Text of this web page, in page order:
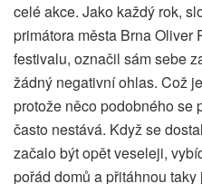
celé akce. Jako každý rok,
primátora města Brna Oliver
festivalu, označil sám sebe
žádný negativní ohlas. Což
protože něco podobného se
často nestává. Když se
začalo být opět veseleji,
pořád domů a přitáhnou